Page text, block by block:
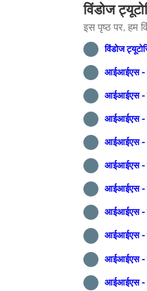
विंडोज
इस पृष्ठ पर, हम
विंडोज
आईआईएस -
आईआईएस -
आईआईएस -
आईआईएस -
आईआईएस -
आईआईएस -
आईआईएस -
आईआईएस -
आईआईएस -
आईआईएस -